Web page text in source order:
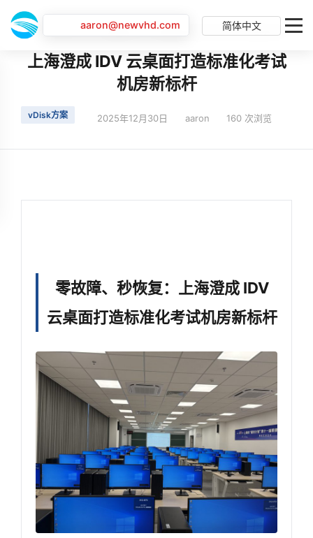
aaron@newvhd.com 简体中文
首页 最新动态 上海澄成 IDV 云桌面打造标准化考试机房新标杆
上海澄成 IDV 云桌面打造标准化考试
机房新标杆
vDisk方案 2025年12月30日 aaron 160 次浏览
零故障、秒恢复：上海澄成 IDV
云桌面打造标准化考试机房新标杆